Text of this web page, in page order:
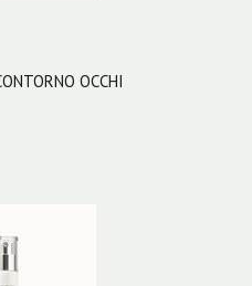
OCCHI